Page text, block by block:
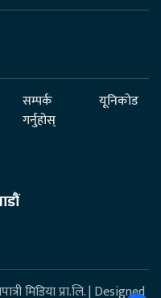
सम्पर्क
गर्नुहोस्
यूनिकोड
मिडिया प्रा.लि. | Designed